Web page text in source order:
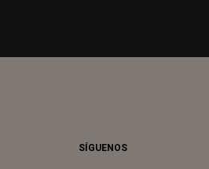
SÍGUENOS